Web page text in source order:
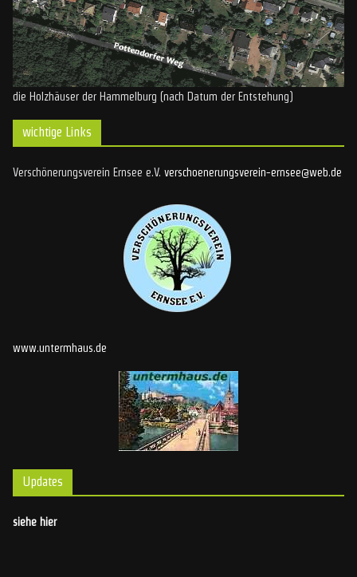
die Holzhäuser der Hammelburg (nach Datum der Entstehung)
wichtige Links
Verschönerungsverein Ernsee e.V. verschoenerungsverein-ernsee@web.de
www.untermhaus.de
Updates
siehe hier